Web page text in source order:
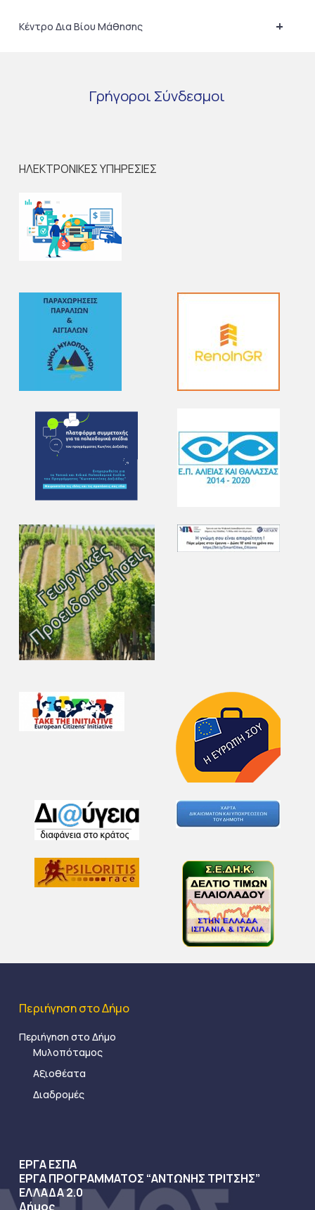
+
Κέντρο Δια Βίου Μάθησης
Γρήγοροι Σύνδεσμοι
ΗΛΕΚΤΡΟΝΙΚΕΣ ΥΠΗΡΕΣΙΕΣ
Περιήγηση στο Δήμο
Περιήγηση στο Δήμο
Μυλοπόταμος
Αξιοθέατα
Διαδρομές
ΕΡΓΑ ΕΣΠΑ
ΕΡΓΑ ΠΡΟΓΡΑΜΜΑΤΟΣ “ΑΝΤΩΝΗΣ ΤΡΙΤΣΗΣ”
ΕΛΛΑΔΑ 2.0
Δήμος